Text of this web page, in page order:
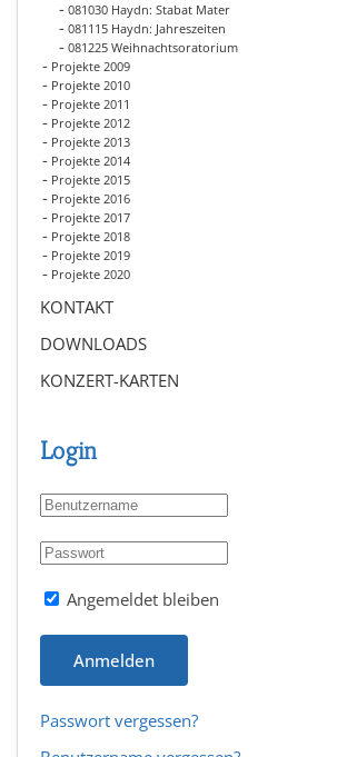
081030 Haydn: Stabat Mater
081115 Haydn: Jahreszeiten
081225 Weihnachtsoratorium
Projekte 2009
Projekte 2010
Projekte 2011
Projekte 2012
Projekte 2013
Projekte 2014
Projekte 2015
Projekte 2016
Projekte 2017
Projekte 2018
Projekte 2019
Projekte 2020
KONTAKT
DOWNLOADS
KONZERT-KARTEN
Login
Angemeldet bleiben
Anmelden
Passwort vergessen?